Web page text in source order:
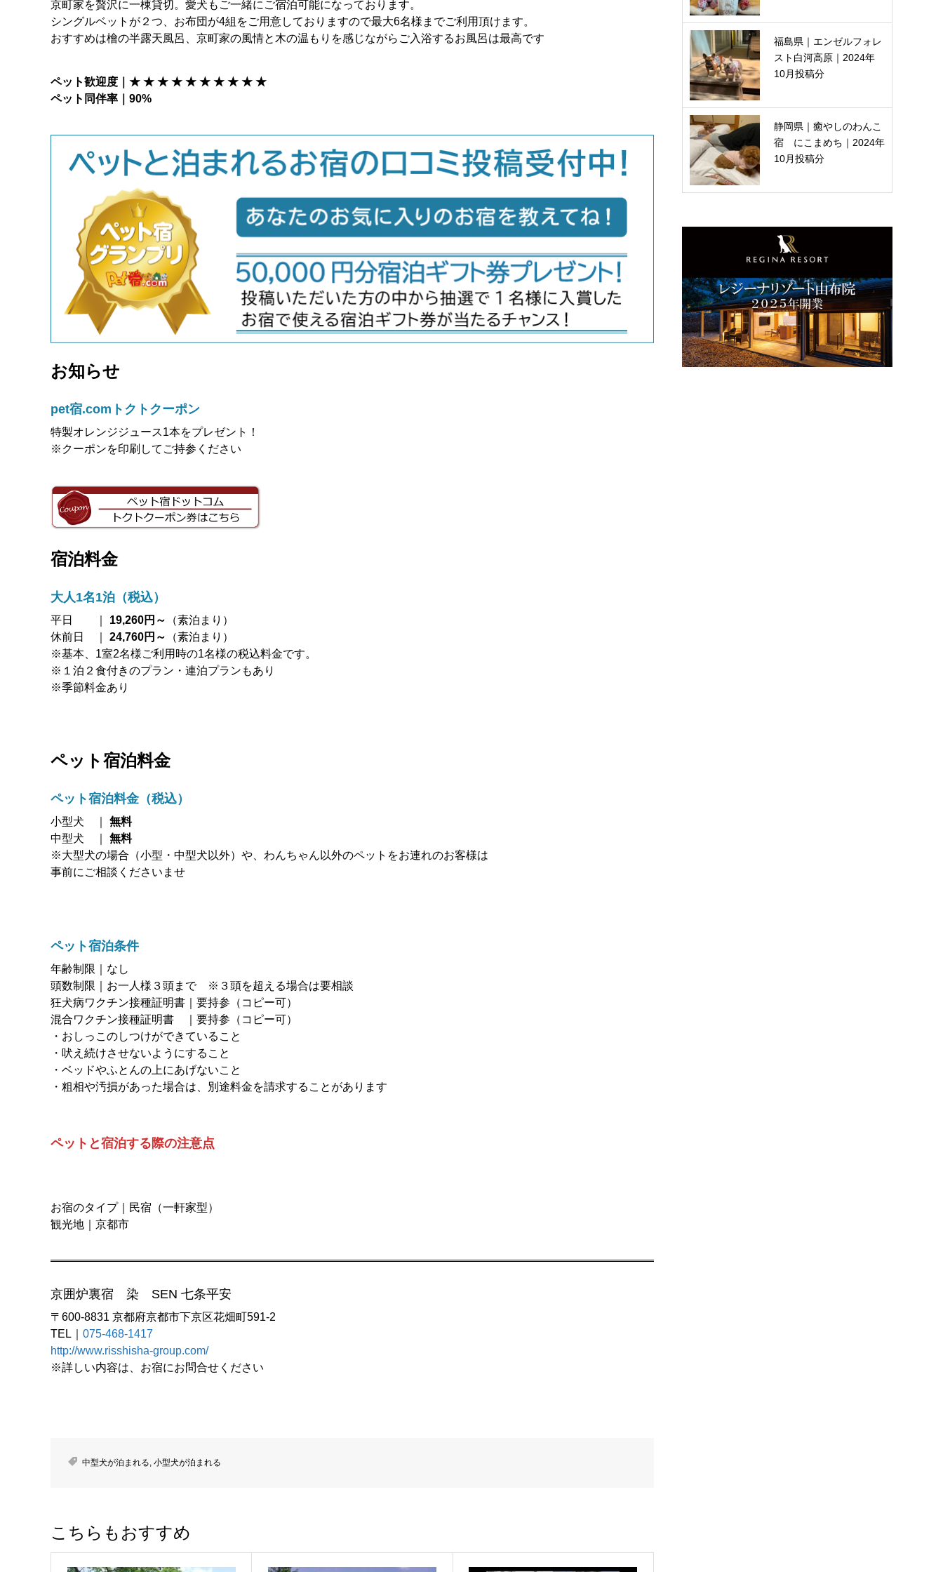
京町家を贅沢に一棟貸切。愛犬もご一緒にご宿泊可能になっております。
シングルベットが２つ、お布団が4組をご用意しておりますので最大6名様までご利用頂けます。
おすすめは檜の半露天風呂、京町家の風情と木の温もりを感じながらご入浴するお風呂は最高です
ペット歓迎度｜★ ★ ★ ★ ★ ★ ★ ★ ★ ★
ペット同伴率｜90%
お知らせ
pet宿.comトクトクーポン
特製オレンジジュース1本をプレゼント！
※クーポンを印刷してご持参ください
宿泊料金
大人1名1泊（税込）
平日 ｜ 19,260円～
（素泊まり）
休前日 ｜
24,760円～
（素泊まり）
※基本、1室2名様ご利用時の1名様の税込料金です。
※１泊２食付きのプラン・連泊プランもあり
※季節料金あり
ペット宿泊料金
ペット宿泊料金（税込）
小型犬 ｜ 無料
中型犬 ｜ 無料
※大型犬の場合（小型・中型犬以外）や、わんちゃん以外のペットをお連れのお客様は
事前にご相談くださいませ
ペット宿泊条件
年齢制限｜なし
頭数制限｜お一人様３頭まで ※３頭を超える場合は要相談
狂犬病ワクチン接種証明書｜要持参（コピー可）
混合ワクチン接種証明書 ｜要持参（コピー可）
・おしっこのしつけができていること
・吠え続けさせないようにすること
・ベッドやふとんの上にあげないこと
・粗相や汚損があった場合は、別途料金を請求することがあります
ペットと宿泊する際の注意点
お宿のタイプ｜民宿（一軒家型）
観光地｜京都市
京囲炉裏宿 染 SEN 七条平安
〒600-8831 京都府京都市下京区花畑町591-2
TEL｜ 075-468-1417
http://www.risshisha-group.com/
※詳しい内容は、お宿にお問合せください
中型犬が泊まれる, 小型犬が泊まれる
こちらもおすすめ
福島県｜エンゼルフォレ
スト白河高原｜2024年
10月投稿分
静岡県｜癒やしのわんこ
宿 にこまめち｜2024年
10月投稿分